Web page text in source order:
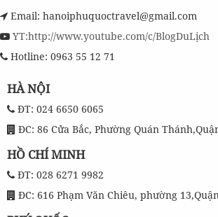
Email: hanoiphuquoctravel@gmail.com
YT:http://www.youtube.com/c/BlogDuLịch
Hotline: 0963 55 12 71
HÀ NỘI
ĐT: 024 6650 6065
ĐC: 86 Cửa Bắc, Phường Quán
HỒ CHÍ MINH
ĐT: 028 6271 9982
ĐC: 616 Phạm Văn Chiêu, phường